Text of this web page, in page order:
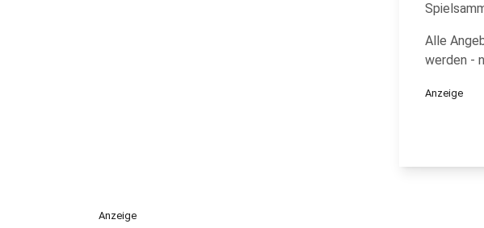
Alle
werden -
Anzeige
Anzeige